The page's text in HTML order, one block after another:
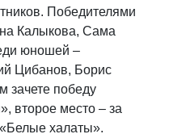
Победителями
Калыкова, Сама
юношей –
Цибанов, Борис
зачете победу
второе место – за
халаты».